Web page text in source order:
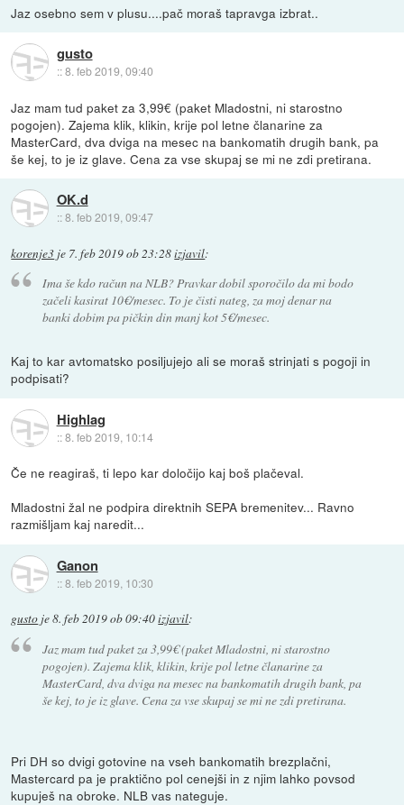
Jaz osebno sem v plusu....pač moraš tapravga izbrat..
gusto
::8. feb 2019, 09:40
Jaz mam tud paket za 3,99€ (paket Mladostni, ni starostno
pogojen). Zajema klik, klikin, krije pol letne članarine za
MasterCard, dva dviga na mesec na bankomatih drugih bank, pa
še kej, to je iz glave. Cena za vse skupaj se mi ne zdi pretirana.
OK.d
::8. feb 2019, 09:47
korenje3 je 7. feb 2019 ob 23:28izjavil:
Ima še kdo račun na NLB? Pravkar dobil sporočilo da mi bodo
začeli kasirat 10€/mesec. To je čisti nateg, za moj denar na
banki dobim pa pičkin din manj kot 5€/mesec.
Kaj to kar avtomatsko posiljujejo ali se moraš strinjati s pogoji in
podpisati?
Highlag
::8. feb 2019, 10:14
Če ne reagiraš, ti lepo kar določijo kaj boš plačeval.
Mladostni žal ne podpira direktnih SEPA bremenitev... Ravno
razmišljam kaj naredit...
Ganon
::8. feb 2019, 10:30
gusto je8. feb 2019 ob 09:40izjavil:
Jaz mam tud paket za 3,99€ (paket Mladostni, ni starostno
pogojen). Zajema klik, klikin, krije pol letne članarine za
MasterCard, dva dviga na mesec na bankomatih drugih bank, pa
še kej, to je iz glave. Cena za vse skupaj se mi ne zdi pretirana.
Pri DH so dvigi gotovine na vseh bankomatih brezplačni,
Mastercard pa je praktično pol cenejši in z njim lahko povsod
kupuješ na obroke. NLB vas nateguje.